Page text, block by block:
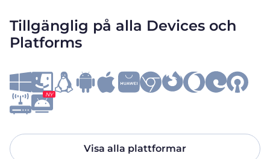
Tillgänglig på alla Devices och
Platforms
NY
Visa alla plattformar